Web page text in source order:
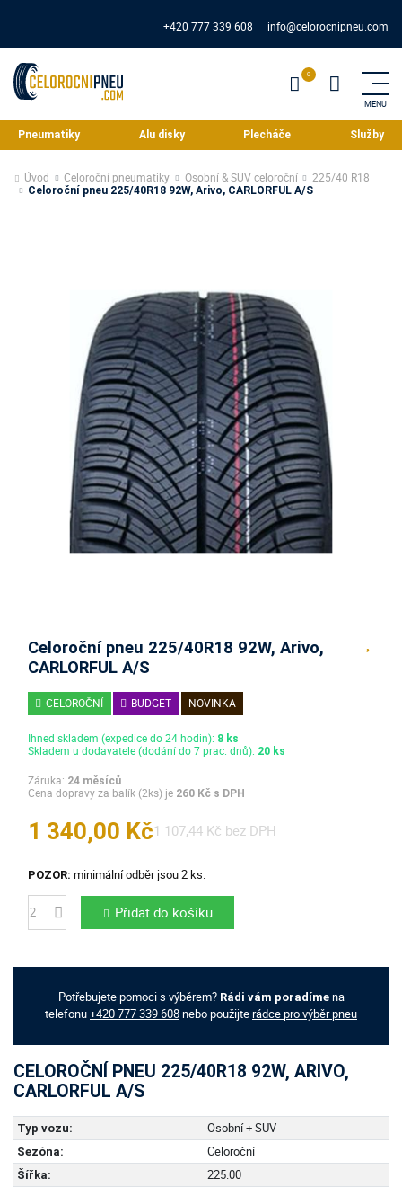
+420 777 339 608 info@celorocnipneu.com
Pneumatiky Alu disky Plecháče Služby
Úvod Celoroční pneumatiky Osobní & SUV celoroční 225/40 R18
Celoroční pneu 225/40R18 92W, Arivo, CARLORFUL A/S
Celoroční pneu 225/40R18 92W, Arivo,
CARLORFUL A/S
CELOROČNÍ BUDGET NOVINKA
Ihned skladem (expedice do 24 hodin): 8 ks
Skladem u dodavatele (dodání do 7 prac. dnů): 20 ks
Záruka: 24 měsíců
Cena dopravy za balík (2ks) je 260 Kč s DPH
1 340,00 Kč1 107,44 Kč bez DPH
POZOR:minimální odběr jsou 2 ks.
Počet Přidat do košíku
Potřebujete pomoci s výběrem? Rádi vám poradímena
telefonu+420 777 339 608nebo použijterádce pro výběr pneu
CELOROČNÍ PNEU 225/40R18 92W, ARIVO,
CARLORFUL A/S
Typ vozu: Osobní + SUV
Sezóna: Celoroční
Šířka: 225.00